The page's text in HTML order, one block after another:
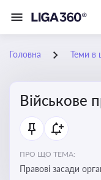
Головна Теми в
Військове
ПРО ЩО ТЕМА:
Правові засади